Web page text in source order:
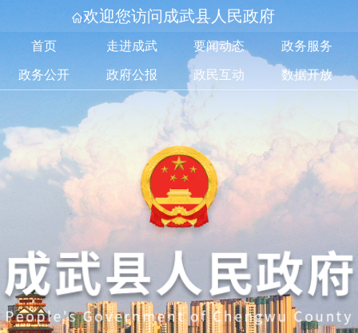
欢迎您访问成武县人民政府
首页 走进成武 要闻动态 政务服务
政务公开 政府公报 政民互动 数据开放